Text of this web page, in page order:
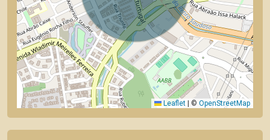
Leaflet © OpenStreetMap